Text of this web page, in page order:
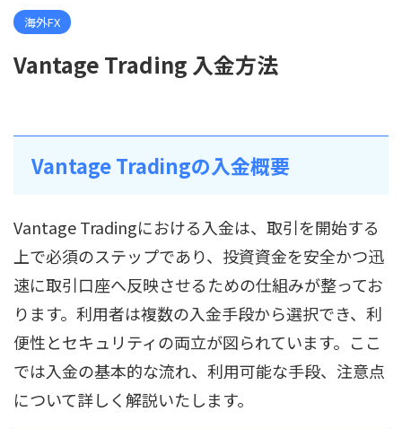
海外FX
Vantage Trading 入金方法
Vantage Tradingの入金概要
Vantage Tradingにおける入金は、取引を開始する
上で必須のステップであり、投資資金を安全かつ迅
速に取引口座へ反映させるための仕組みが整ってお
ります。利用者は複数の入金手段から選択でき、利
便性とセキュリティの両立が図られています。ここ
では入金の基本的な流れ、利用可能な手段、注意点
について詳しく解説いたします。